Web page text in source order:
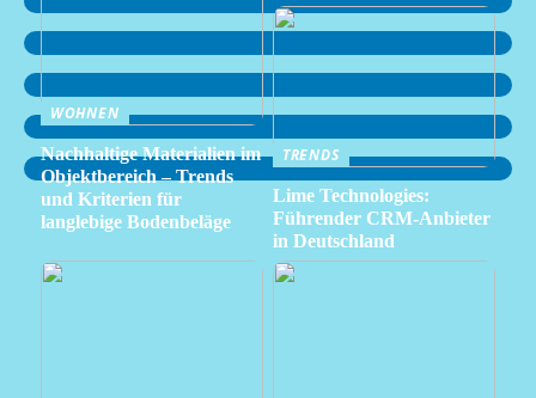
WOHNEN
Nachhaltige Materialien im
Objektbereich – Trends
und Kriterien für
langlebige Bodenbeläge
TRENDS
Lime Technologies:
Führender CRM-Anbieter
in Deutschland